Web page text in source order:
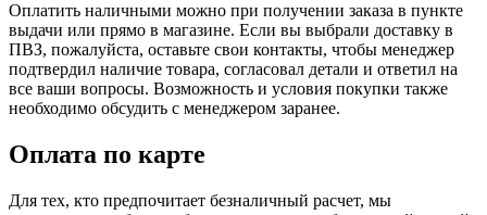
Оплатить наличными можно при получении заказа в пункте
выдачи или прямо в магазине. Если вы выбрали доставку в
ПВЗ, пожалуйста, оставьте свои контакты, чтобы менеджер
подтвердил наличие товара, согласовал детали и ответил на
все ваши вопросы. Возможность и условия покупки также
необходимо обсудить с менеджером заранее.
Оплата по карте
Для тех, кто предпочитает безналичный расчет, мы